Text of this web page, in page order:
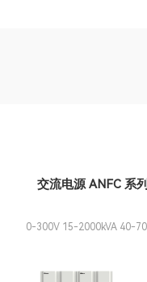
交流电源 ANFC 系列
0-300V 15-2000kVA 40-70Hz